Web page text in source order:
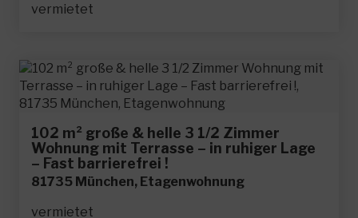
vermietet
102 m² große & helle 3 1/2 Zimmer
Wohnung mit Terrasse – in ruhiger Lage
– Fast barrierefrei !
81735 München, Etagenwohnung
vermietet